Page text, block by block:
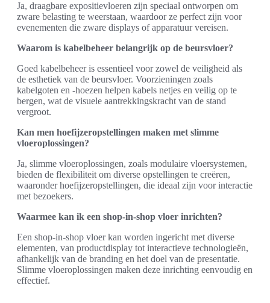
Ja, draagbare expositievloeren zijn speciaal ontworpen om
zware belasting te weerstaan, waardoor ze perfect zijn voor
evenementen die zware displays of apparatuur vereisen.
Waarom is kabelbeheer belangrijk op de beursvloer?
Goed kabelbeheer is essentieel voor zowel de veiligheid als
de esthetiek van de beursvloer. Voorzieningen zoals
kabelgoten en -hoezen helpen kabels netjes en veilig op te
bergen, wat de visuele aantrekkingskracht van de stand
vergroot.
Kan men hoefijzeropstellingen maken met slimme
vloeroplossingen?
Ja, slimme vloeroplossingen, zoals modulaire vloersystemen,
bieden de flexibiliteit om diverse opstellingen te creëren,
waaronder hoefijzeropstellingen, die ideaal zijn voor interactie
met bezoekers.
Waarmee kan ik een shop-in-shop vloer inrichten?
Een shop-in-shop vloer kan worden ingericht met diverse
elementen, van productdisplay tot interactieve technologieën,
afhankelijk van de branding en het doel van de presentatie.
Slimme vloeroplossingen maken deze inrichting eenvoudig en
effectief.